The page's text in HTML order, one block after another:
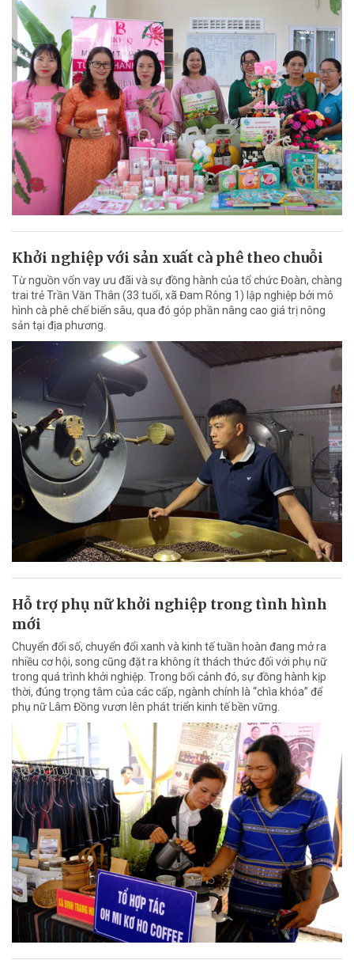
Khởi nghiệp với sản xuất cà phê theo chuỗi
Từ nguồn vốn vay ưu đãi và sự đồng hành của tổ chức Đoàn, chàng
trai trẻ Trần Văn Thân (33 tuổi, xã Đam Rông 1) lập nghiệp bởi mô
hình cà phê chế biến sâu, qua đó góp phần nâng cao giá trị nông
sản tại địa phương.
Hỗ trợ phụ nữ khởi nghiệp trong tình hình
mới
Chuyển đổi số, chuyển đổi xanh và kinh tế tuần hoàn đang mở ra
nhiều cơ hội, song cũng đặt ra không ít thách thức đối với phụ nữ
trong quá trình khởi nghiệp. Trong bối cảnh đó, sự đồng hành kịp
thời, đúng trọng tâm của các cấp, ngành chính là “chìa khóa” để
phụ nữ Lâm Đồng vươn lên phát triển kinh tế bền vững.